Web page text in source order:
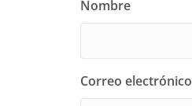
Nombre
Correo electrónico